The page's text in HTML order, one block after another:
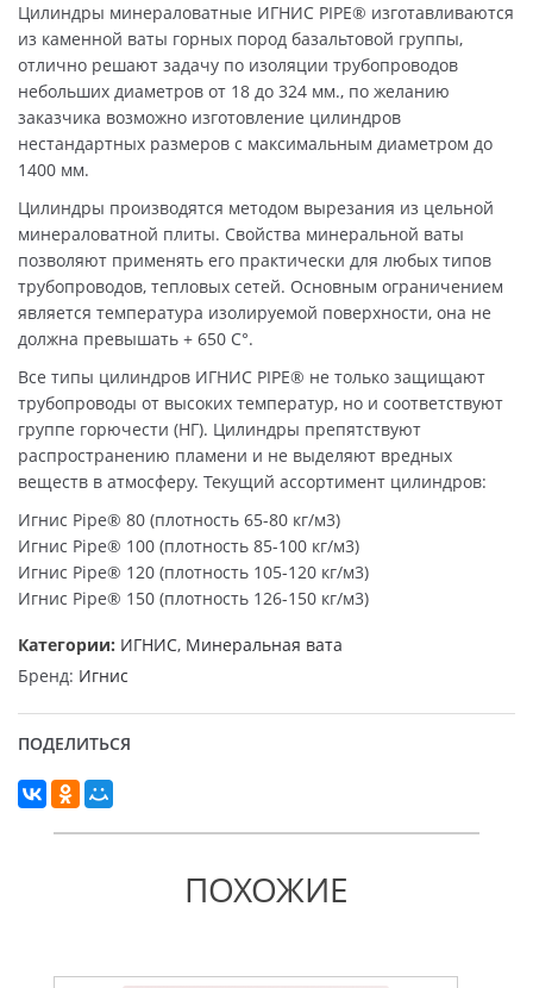
Цилиндры минераловатные ИГНИС PIPE® изготавливаются
из каменной ваты горных пород базальтовой группы,
отлично решают задачу по изоляции трубопроводов
небольших диаметров от 18 до 324 мм., по желанию
заказчика возможно изготовление цилиндров
нестандартных размеров с максимальным диаметром до
1400 мм.
Цилиндры производятся методом вырезания из цельной
минераловатной плиты. Свойства минеральной ваты
позволяют применять его практически для любых типов
трубопроводов, тепловых сетей. Основным ограничением
является температура изолируемой поверхности, она не
должна превышать + 650 C°.
Все типы цилиндров ИГНИС PIPE® не только защищают
трубопроводы от высоких температур, но и соответствуют
группе горючести (НГ). Цилиндры препятствуют
распространению пламени и не выделяют вредных
веществ в атмосферу. Текущий ассортимент цилиндров:
Игнис Pipe® 80 (плотность 65-80 кг/м3)
Игнис Pipe® 100 (плотность 85-100 кг/м3)
Игнис Pipe® 120 (плотность 105-120 кг/м3)
Игнис Pipe® 150 (плотность 126-150 кг/м3)
Категории: ИГНИС, Минеральная вата
Бренд: Игнис
ПОДЕЛИТЬСЯ
ПОХОЖИЕ